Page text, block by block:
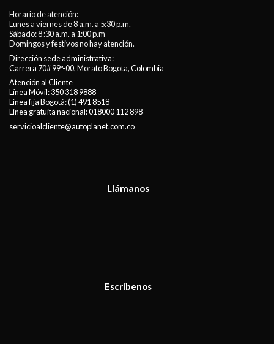
Horario de atención:
Lunes a viernes de 8 a.m. a 5:30 p.m.
Sábado: 8 :30 a.m. a 1:00 p.m
Domingos y festivos no hay atención.
Dirección sede administrativa:
Carrera 70# 99ª-00, Morato Bogota, Colombia
Atención al Cliente
Línea Móvil:350 318 9888
Línea fija Bogotá:(1) 491 8518
Línea gratuita nacional:018000 112 898
servicioalcliente@autoplanet.com.co
Llámanos
Escríbenos